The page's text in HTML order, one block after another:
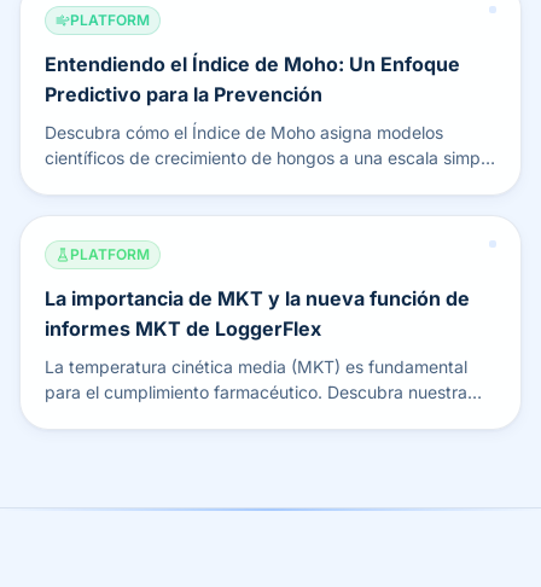
PLATFORM
Entendiendo el Índice de Moho: Un Enfoque
Predictivo para la Prevención
Descubra cómo el Índice de Moho asigna modelos
científicos de crecimiento de hongos a una escala simple
PLATFORM
La importancia de MKT y la nueva función de
informes MKT de LoggerFlex
La temperatura cinética media (MKT) es fundamental
para el cumplimiento farmacéutico. Descubra nuestra